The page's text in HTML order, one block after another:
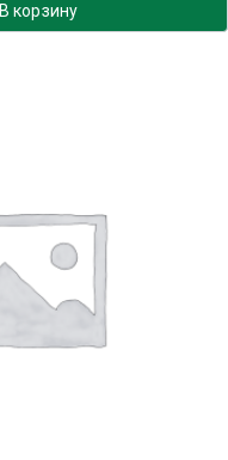
В корзину